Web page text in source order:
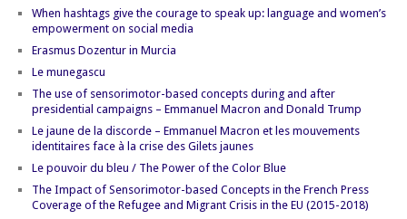
When hashtags give the courage to speak up: language and women’s
empowerment on social media
Erasmus Dozentur in Murcia
Le munegascu
The use of sensorimotor-based concepts during and after
presidential campaigns – Emmanuel Macron and Donald Trump
Le jaune de la discorde – Emmanuel Macron et les mouvements
identitaires face à la crise des Gilets jaunes
Le pouvoir du bleu / The Power of the Color Blue
The Impact of Sensorimotor-based Concepts in the French Press
Coverage of the Refugee and Migrant Crisis in the EU (2015-2018)